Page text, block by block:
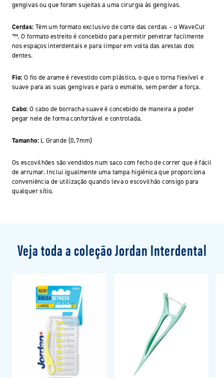
gengivas ou que foram sujeitas a uma cirurgia às gengivas.
Cerdas: Têm um formato exclusivo de corte das cerdas – o WaveCut
™. O formato estreito é concebido para permitir penetrar facilmente
nos espaços interdentais e para limpar em volta das arestas dos
dentes.
Fio: O fio de arame é revestido com plástico, o que o torna flexível e
suave para as suas gengivas e para o esmalte, sem perder a força.
Cabo: O cabo de borracha suave é concebido de maneira a poder
pegar nele de forma confortável e controlada.
Tamanho:L Grande (0,7mm)
Os escovilhões são vendidos num saco com fecho de correr que é fácil
de arrumar. Inclui igualmente uma tampa higiénica que proporciona
conveniência de utilização quando leva o escovilhão consigo para
qualquer sítio.
Veja toda a coleção Jordan Interdental